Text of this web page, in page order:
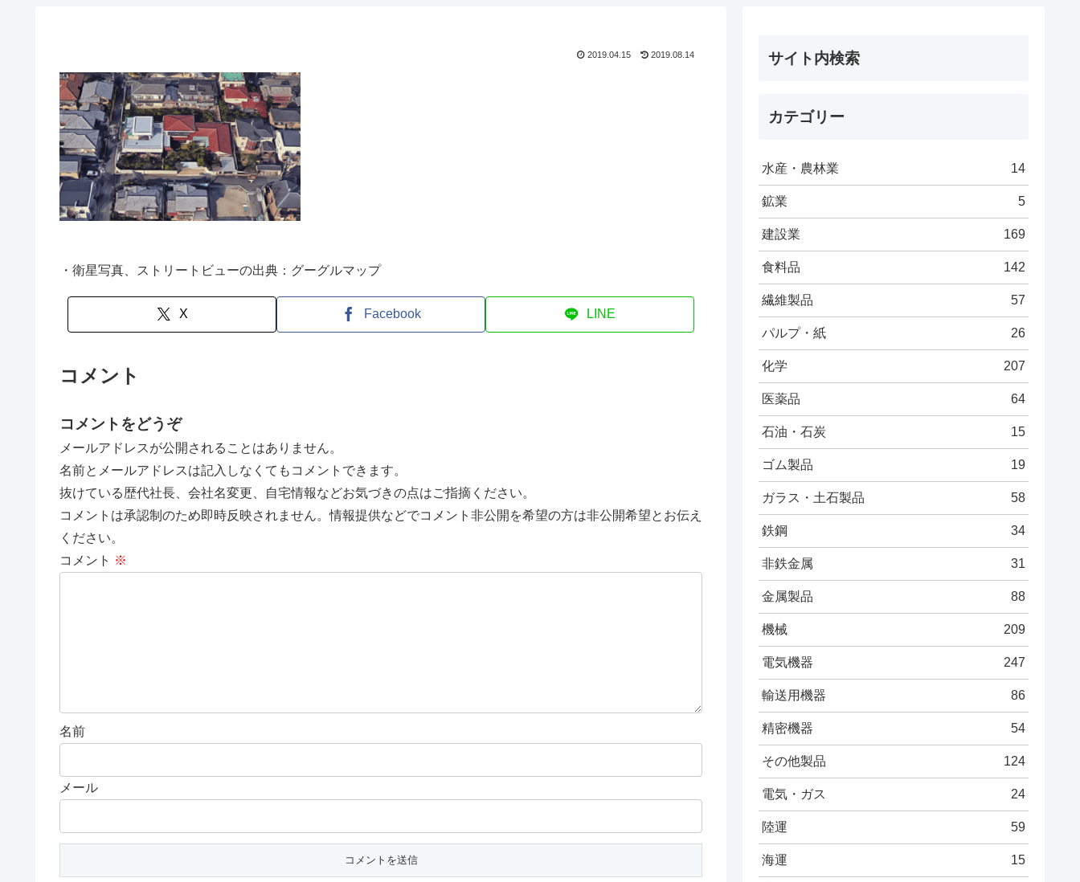
2019.04.15 2019.08.14
・衛星写真、ストリートビューの出典：グーグルマップ
X Facebook LINE
コメント
コメントをどうぞ
メールアドレスが公開されることはありません。
名前とメールアドレスは記入しなくてもコメントできます。
抜けている歴代社長、会社名変更、自宅情報などお気づきの点はご指摘ください。
コメントは承認制のため即時反映されません。情報提供などでコメント非公開を希望の方は非公開希望とお伝え
ください。
コメント ※
名前
メール
サイト内検索
カテゴリー
水産・農林業 14
鉱業 5
建設業 169
食料品 142
繊維製品 57
パルプ・紙 26
化学 207
医薬品 64
石油・石炭 15
ゴム製品 19
ガラス・土石製品 58
鉄鋼 34
非鉄金属 31
金属製品 88
機械 209
電気機器 247
輸送用機器 86
精密機器 54
その他製品 124
電気・ガス 24
陸運 59
海運 15